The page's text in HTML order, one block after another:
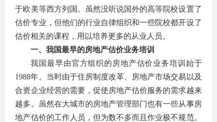
于欧美等西方列国。虽然没听说国外的高等院校设置了
估价专业，但他们的行业自律组织和一些院校都开设了
估价相关的课程，用以培养更多的从业人员。
一、我国最早的房地产估价业务培训
我国最早由官方组织的房地产估价业务培训始于
1988年。当时由于住房制度改革、房地产市场交易以及
合资企业经营的需要，促使房地产估价服务的需求越来
越多。虽然在大城市的房地产管理部门也有一些从事房
地产估价的工作人员，但为数不多而且作业极不规范。